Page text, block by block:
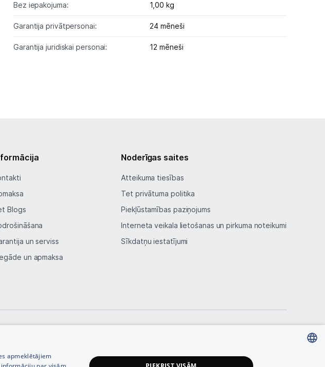
Bez iepakojuma: 1,00 kg
Garantija privātpersonai: 24 mēneši
Garantija juridiskai personai: 12 mēneši
Blogs
un serviss
un apmaksa
Noderīgas saites
Atteikuma tiesības
Tet privātuma politika
Piekļūstamības paziņojums
Interneta veikala lietošanas un pirkuma noteikumi
Sīkdatņu iestatījumi
apmeklētājiem